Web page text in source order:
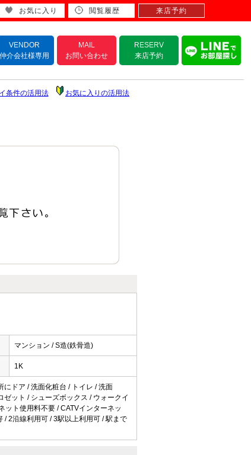
VENDOR
仲介会社様専用
MAIL
お問い合わせ
RESERV
来店予約
条件の活用法 お気に入りの活用法
マンション / S造(鉄骨造)
1K
にドア / 洗面化粧台 / トイレ / 洗面
ット / シューズボックス / ウォークイ
ット使用料不要 / CATVインターネッ
/ 2沿線利用可 / 3駅以上利用可 / 駅まで
お気に入り 閲覧履歴 来店予約